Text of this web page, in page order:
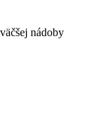
nádoby